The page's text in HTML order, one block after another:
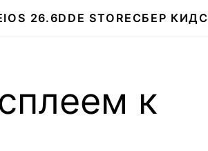
IOS 26.6DDE STORE СБЕР КИДС
к